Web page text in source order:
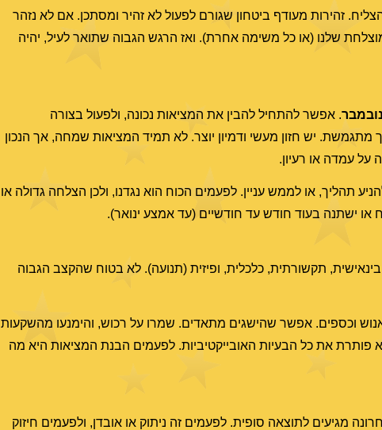
זהירות מעודף ביטחון שגורם לפעול לא זהיר ומסתכן. אם לא נזהר
שלנו (או כל משימה אחרת). ואז הרגש הגבוה שתואר לעיל, יהיה
. אפשר להתחיל להבין את המציאות נכונה, ולפעול בצורה
יש חזון מעשי ודמיון יוצר. לא תמיד המציאות שמחה, אך הנכון
עמדה או רעיון.
תהליך, או לממש עניין. לפעמים הכוח הוא נגדנו, ולכן הצלחה גדולה או
ישתנה בעוד חודש עד חודשיים (עד אמצע ינואר).
תקשורתית, כלכלית, ופיזית (תנועה). לא בטוח שהקצב הגבוה
וכספים. אפשר שהישגים מתאדים. שמרו על רכוש, והימנעו מהשקעות
סביב ימים אלו. גם ההבנה המתגבשת (קראו על ה-13.11) לא פותרת את כל הבעיות האובייקטיביות. לפעמים הבנת המציאות היא מה
מגיעים לתוצאה סופית. לפעמים זה ניתוק או אובדן, ולפעמים חיזוק